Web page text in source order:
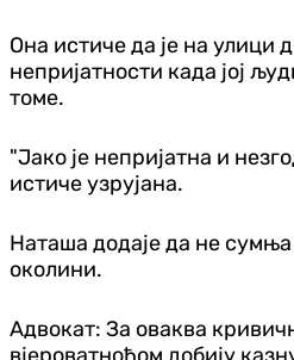
Она истиче да је на улици
непријатности када јој
томе.
"Јако је непријатна и
истиче узрујана.
Наташа додаје да не сумња
околини.
Адвокат: За оваква